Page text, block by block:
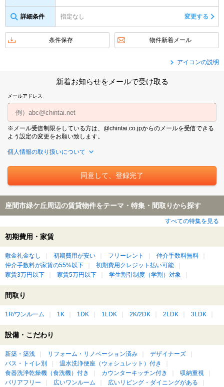
詳細条件 指定なし 変更する
条件保存 物件新着メール
アイコンの説明
新着お知らせをメールで受け取る
メールアドレス
※メール受信制限をしている方は、@chintai.co.jpからのメールを受信できる
よう設定の変更をお願い致します。
個人情報の取り扱いについて
座間市緑ケ丘周辺の賃貸物件をテーマ・特集・間取りから探す
すべての特集を見る
初期費用・家賃
敷金礼金なし 初期費用が安い フリーレント
仲介手数料無料
仲介手数料が家賃の55%以下
初期費用クレジット払い可能
家賃3万円以下
家賃5万円以下 学生割引制度（学割）対象
間取り
1R/ワンルーム 1K 1DK 1LDK 2K/2DK 2LDK 3LDK
設備・こだわり
新築・築浅 リフォーム・リノベーション済み
デザイナーズ
バス・トイレ別
温水洗浄便座（ウォシュレット）付き
食器洗浄乾燥機（食洗機）付き
カウンターキッチン付き
収納重視
バリアフリー
広いワンルーム
広いリビング・ダイニングがある